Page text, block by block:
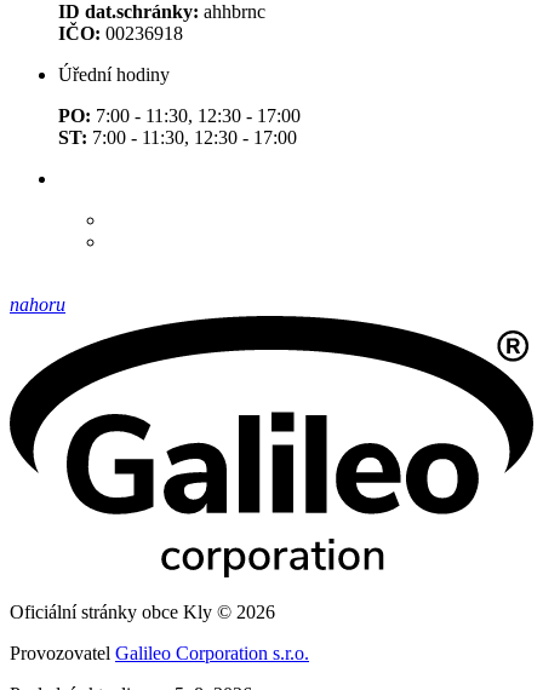
ID dat.schránky: ahhbrnc
IČO: 00236918
Úřední hodiny
PO: 7:00 - 11:30, 12:30 - 17:00
ST: 7:00 - 11:30, 12:30 - 17:00
nahoru
Oficiální stránky obce Kly © 2026
Provozovatel Galileo Corporation s.r.o.